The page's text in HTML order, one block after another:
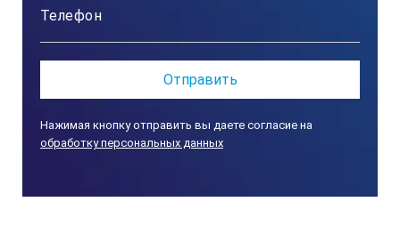
Нажимая кнопку отправить вы даете согласие на
обработку персональных данных